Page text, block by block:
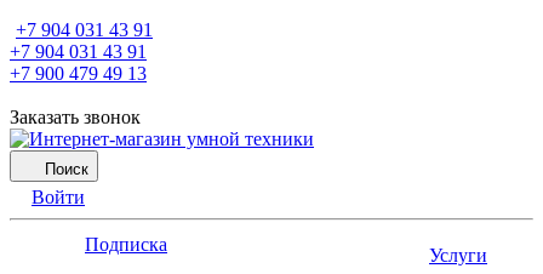
+7 904 031 43 91
+7 904 031 43 91
+7 900 479 49 13
Заказать звонок
Поиск
Войти
Подписка
Услуги